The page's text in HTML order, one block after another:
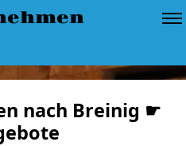
nach Breinig ☛